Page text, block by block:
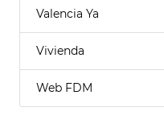
Valencia Ya
Vivienda
Web FDM